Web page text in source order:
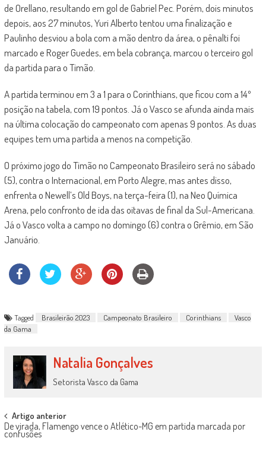
de Orellano, resultando em gol de Gabriel Pec. Porém, dois minutos
depois, aos 27 minutos, Yuri Alberto tentou uma finalização e
Paulinho desviou a bola com a mão dentro da área, o pênalti foi
marcado e Roger Guedes, em bela cobrança, marcou o terceiro gol
da partida para o Timão.
A partida terminou em 3 a 1 para o Corinthians, que ficou com a 14º
posição na tabela, com 19 pontos. Já o Vasco se afunda ainda mais
na última colocação do campeonato com apenas 9 pontos. As duas
equipes tem uma partida a menos na competição.
O próximo jogo do Timão no Campeonato Brasileiro será no sábado
(5), contra o Internacional, em Porto Alegre, mas antes disso,
enfrenta o Newell’s Old Boys, na terça-feira (1), na Neo Química
Arena, pelo confronto de ida das oitavas de final da Sul-Americana.
Já o Vasco volta a campo no domingo (6) contra o Grêmio, em São
Januário.
Tagged Brasileirão 2023 Campeonato Brasileiro Corinthians
Vasco
da Gama
Natalia Gonçalves
Setorista Vasco da Gama
Post
navigation
Artigo anterior
De virada, Flamengo vence o Atlético-MG em partida marcada por
confusões